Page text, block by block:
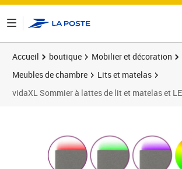
Accueil boutique
Mobilier et décoration
Meubles de chambre
Lits et matelas
vidaXL Sommier à lattes de lit et matelas et